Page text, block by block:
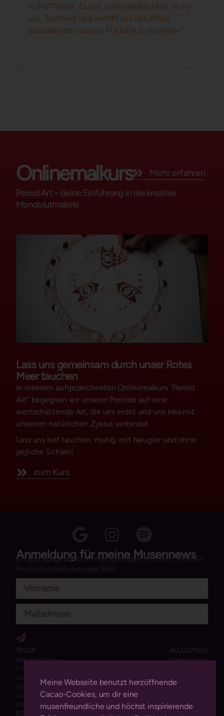
KUNSTWERK. Es löst soviel Weiblichkeit in mir
aus, Sanftheit und verhilft mir den Alltag
auszublenden und ins FÜHLEN zu kommen.”
Onlinemalkurs
Mehr erfahren
Period Art~ deine Einführung in die kreative
Mondblutmalerei​
Lass uns gemeinsam durch unser Rotes
Meer tauchen
In meinem aufgezeichneten Onlinemalkurs “Period
Art” begegnen wir unserer Periode auf eine
wertschätzende Art, die uns erdet und uns neu mit
unserem natürlichen Zyklus verbindet.
Lass uns tief tauchen: mutig, mit Neugier und ohne
jegliche Scham!
zum Kurs
SHOP
Alle Produkte
Fine Art Prints
Unikate
Individuelle Aufträge
Vulvaschönes
Mondblutmalerei
ALLGEMEIN
Onlinekurse
Über Mich
Blog
RECHTLICHES
Anmeldung für meine Musennews
Erhalte ausgewählte Infos zu neuen Motiven, Fine Art
Prints und Aktionen per Mail.
Meine Webseite benutzt herzöffnende
Cacao-Cookies, um dir eine
musenfreundliche und höchst inspirierende